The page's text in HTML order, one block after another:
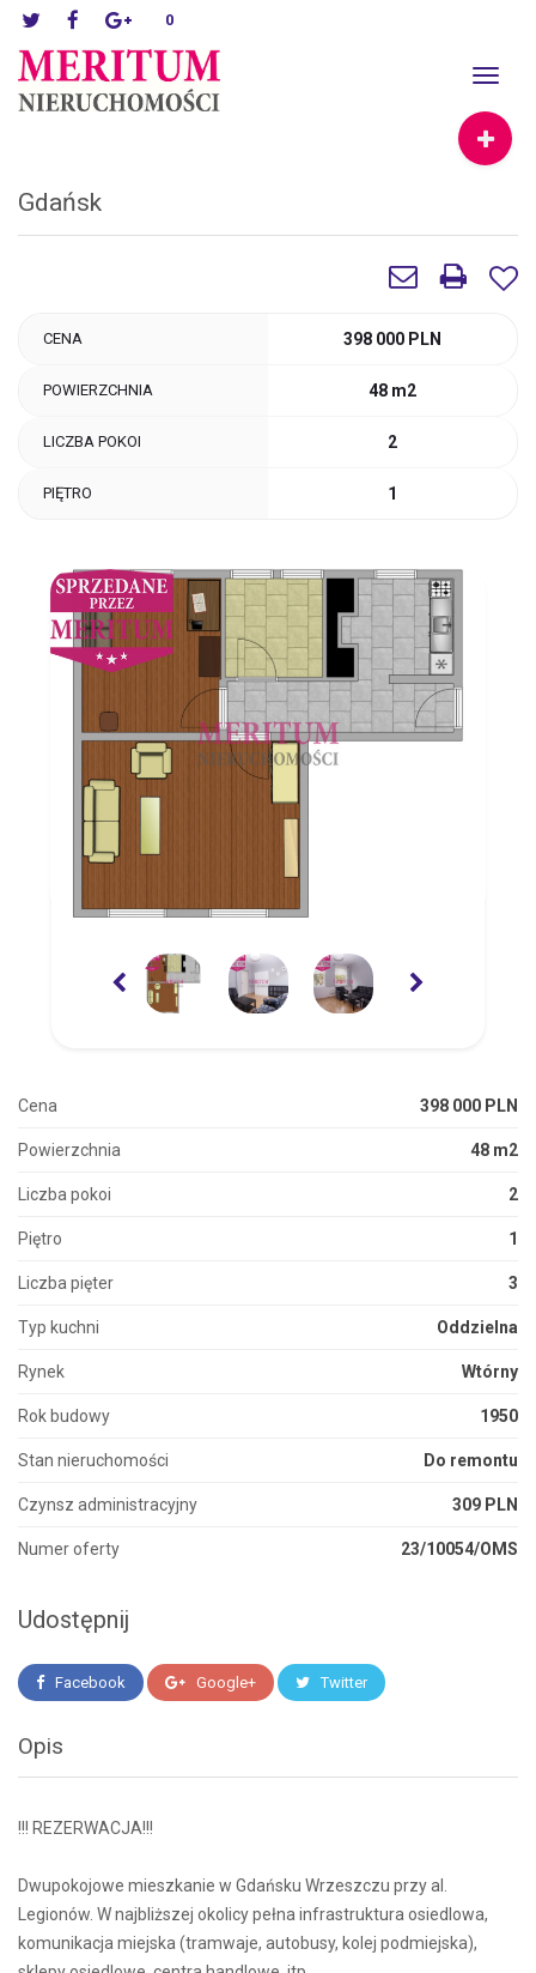
0
Toggle
Gdańsk
CENA 398 000 PLN
POWIERZCHNIA 48 m2
LICZBA POKOI 2
PIĘTRO 1
Cena 398 000 PLN
Powierzchnia 48 m2
Liczba pokoi 2
Piętro 1
Liczba pięter 3
Typ kuchni Oddzielna
Rynek Wtórny
Rok budowy 1950
Stan nieruchomości Do remontu
Czynsz administracyjny 309 PLN
Numer oferty 23/10054/OMS
Udostępnij
Facebook Google+ Twitter
Opis
!!! REZERWACJA!!!
Dwupokojowe mieszkanie w Gdańsku Wrzeszczu przy al.
Legionów. W najbliższej okolicy pełna infrastruktura osiedlowa,
komunikacja miejska (tramwaje, autobusy, kolej podmiejska),